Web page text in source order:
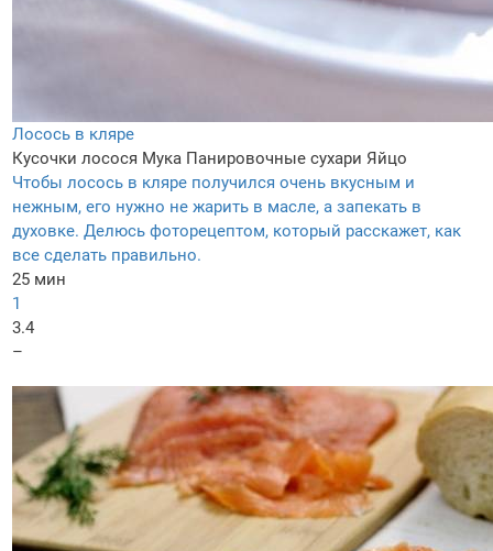
Лосось в кляре
Кусочки лосося Мука Панировочные сухари Яйцо
Чтобы лосось в кляре получился очень вкусным и
нежным, его нужно не жарить в масле, а запекать в
духовке. Делюсь фоторецептом, который расскажет, как
все сделать правильно.
25 мин
1
3.4
–